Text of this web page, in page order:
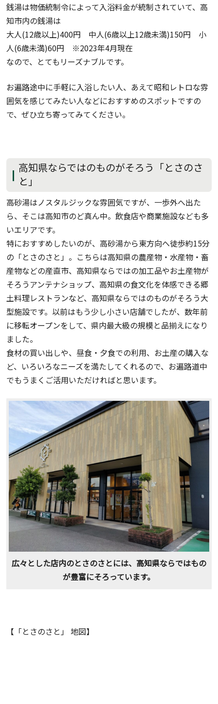
銭湯は物価統制令によって入浴料金が統制されていて、高
知市内の銭湯は
大人(12歳以上)400円 中人(6歳以上12歳未満)150円 小
人(6歳未満)60円 ※2023年4月現在
なので、とてもリーズナブルです。
お遍路途中に手軽に入浴したい人、あえて昭和レトロな雰
囲気を感じてみたい人などにおすすめのスポットですの
で、ぜひ立ち寄ってみてください。
高知県ならではのものがそろう「とさのさ
と」
高砂湯はノスタルジックな雰囲気ですが、一歩外へ出た
ら、そこは高知市のど真ん中。飲食店や商業施設なども多
いエリアです。
特におすすめしたいのが、高砂湯から東方向へ徒歩約15分
の「とさのさと」。こちらは高知県の農産物・水産物・畜
産物などの産直市、高知県ならではの加工品やお土産物が
そろうアンテナショップ、高知県の食文化を体感できる郷
土料理レストランなど、高知県ならではのものがそろう大
型施設です。以前はもう少し小さい店舗でしたが、数年前
に移転オープンをして、県内最大級の規模と品揃えになり
ました。
食材の買い出しや、昼食・夕食での利用、お土産の購入な
ど、いろいろなニーズを満たしてくれるので、お遍路道中
でもうまくご活用いただければと思います。
広々とした店内のとさのさとには、高知県ならではもの
が豊富にそろっています。
【「とさのさと」 地図】